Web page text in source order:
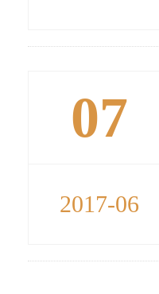
07
2017-06